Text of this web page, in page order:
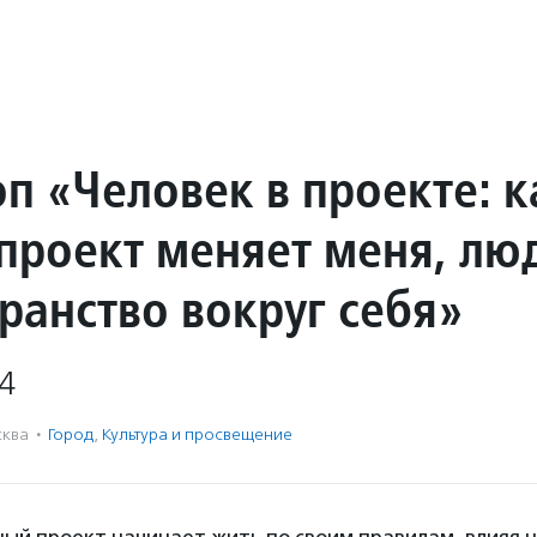
«Человек в проекте:
меняет меня,
вокруг себя»
· Город, Культура и просвещение